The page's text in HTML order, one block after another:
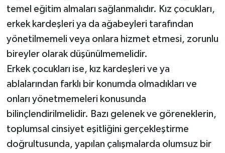
temel eğitim almaları sağlanmalıdır. Kız çocukları,
erkek kardeşleri ya da ağabeyleri tarafından
yönetilmemeli veya onlara hizmet etmesi, zorunlu
bireyler olarak düşünülmemelidir.
Erkek çocukları ise, kız kardeşleri ve ya
ablalarından farklı bir konumda olmadıkları ve
onları yönetmemeleri konusunda
bilinçlendirilmelidir. Bazı gelenek ve göreneklerin,
toplumsal cinsiyet eşitliğini gerçekleştirme
doğrultusunda, yapılan çalışmalarda olumsuz bir